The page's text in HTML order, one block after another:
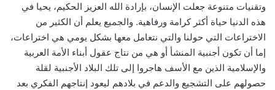
وتقنيات متنوعة جعلت الإنسان، بإرادة الله العزيز الحكيم، يحيا في
هذه الدنيا حياة أكثر كرامة ورفاهية. والجميع يعلم أن الكثير من
الاختراعات التي حولنا والتي نتعامل معها بشكل يومي هي اختراعات،
إما أن تكون أجنبية المنشأ أو هي من نتاج عقول أبناء الأمة العربية
والإسلامية الذين مع الأسف هاجروا إلى تلك البلاد الأجنبية لقلة
حصولهم على التشجيع والدعم في بلادهم ليعود إنتاجهم الفكري بعد